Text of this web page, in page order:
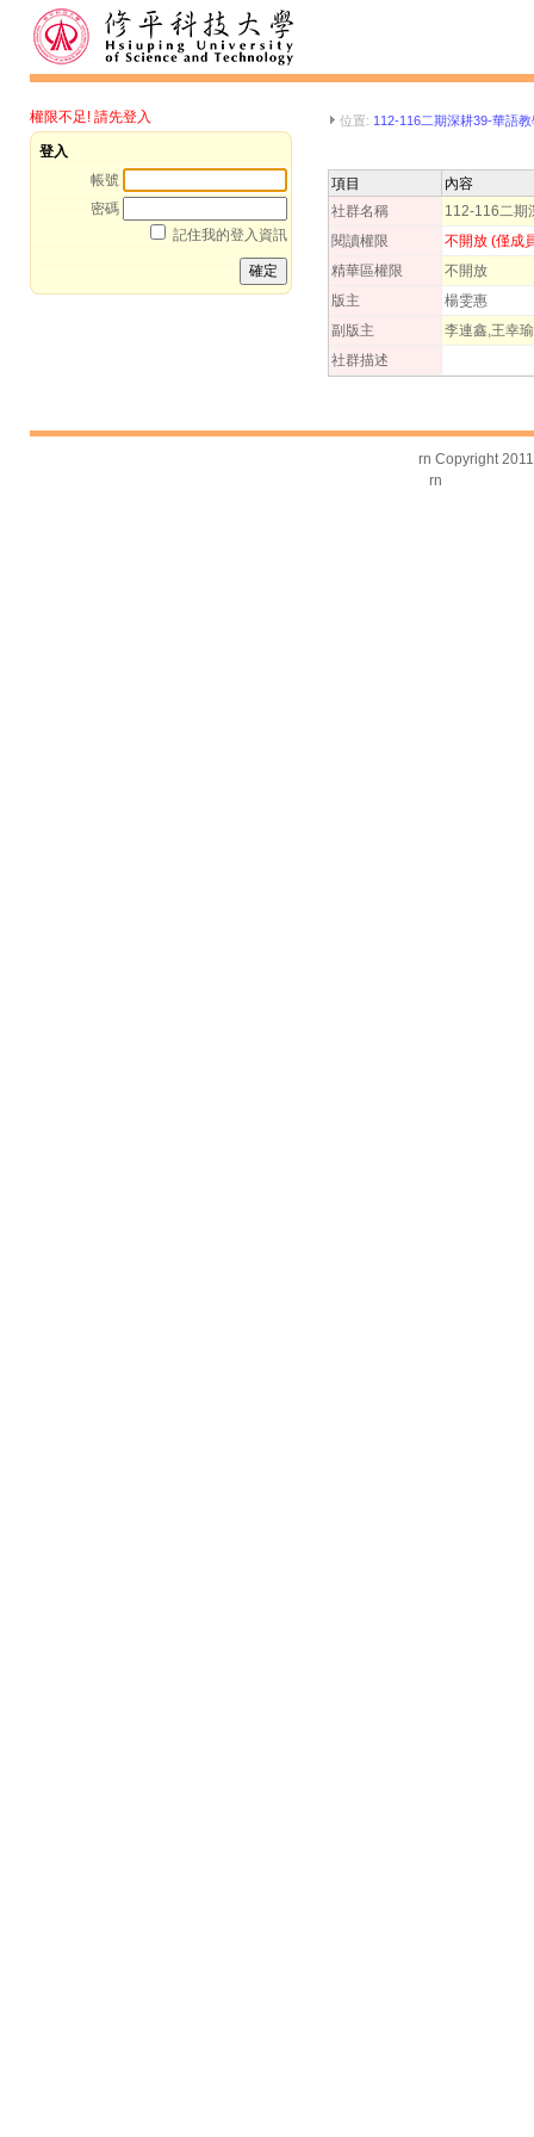
權限不足! 請先登入
登入
帳號
密碼
記住我的登入資訊
位置: 112-116二期深耕39-華語
項目
內容
社群名稱
112-116二期
閱讀權限
不開放 (僅成
精華區權限
不開放
版主
楊雯惠
副版主
李連鑫,王幸
社群描述
rn Copyright
rn